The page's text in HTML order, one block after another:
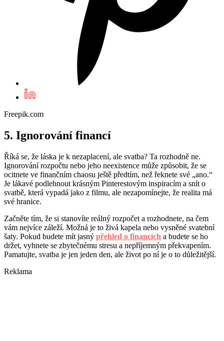
Freepik.com
5. Ignorování financí
Říká se, že láska je k nezaplacení, ale svatba? Ta rozhodně ne.
Ignorování rozpočtu nebo jeho neexistence může způsobit, že se
ocitnete ve finančním chaosu ještě předtím, než řeknete své „ano.“
Je lákavé podlehnout krásným Pinterestovým inspiracím a snít o
svatbě, která vypadá jako z filmu, ale nezapomínejte, že realita má
své hranice.
Začněte tím, že si stanovíte reálný rozpočet a rozhodnete, na čem
vám nejvíce záleží. Možná je to živá kapela nebo vysněné svatební
šaty. Pokud budete mít jasný přehled o financích a budete se ho
držet, vyhnete se zbytečnému stresu a nepříjemným překvapením.
Pamatujte, svatba je jen jeden den, ale život po ní je o to důležitější.
Reklama